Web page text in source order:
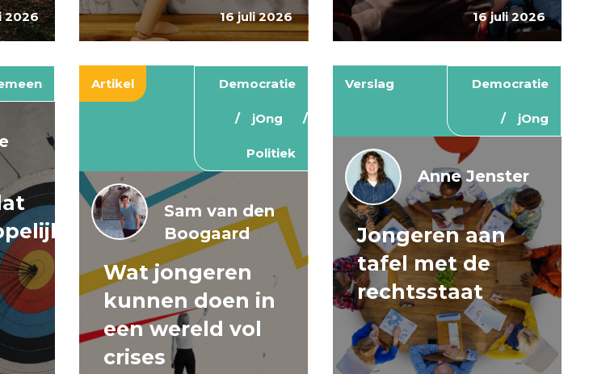
2026 16 juli 2026 16 juli 2026
Artikel Democratie
jOng
Politiek
Sam van den
Boogaard
Wat jongeren
kunnen doen in
een wereld vol
crises
Verslag Democratie
jOng
Anne Jenster
Jongeren aan
tafel met de
rechtsstaat